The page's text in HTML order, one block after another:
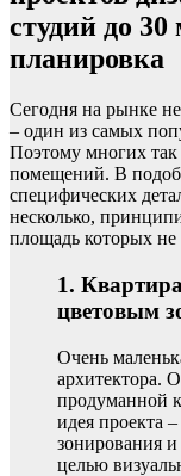
студий до
планировка
Сегодня на рынке
– один из самых
Поэтому многих так
помещений. В
специфических
несколько,
площадь которых
1.
цветовым
Очень
архитектора.
продуманной
идея проекта
зонирования
целью